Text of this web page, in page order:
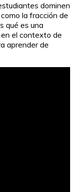
dominen
la fracción de
qué es una
el contexto de
aprender de